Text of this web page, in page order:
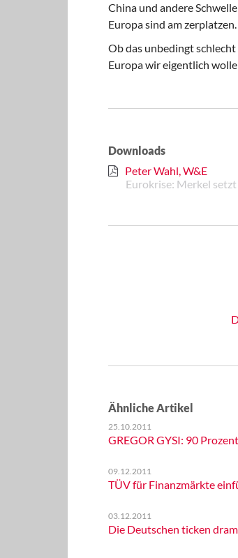
China und andere
Europa sind am zerplat­zen.
Ob das unbedingt
Europa wir eigentlich
Downloads
Peter Wahl, W&E
Eurokrise: Merkel
Ähnliche Artikel
25.10.2011
GREGOR GYSI: 90
09.12.2011
TÜV für Finanzmärkte
03.12.2011
Die Deutschen ticken